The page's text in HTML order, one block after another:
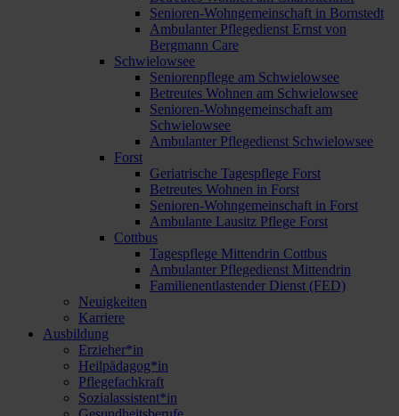
Senioren-Wohngemeinschaft in Bornstedt
Ambulanter Pflegedienst Ernst von
Bergmann Care
Schwielowsee
Seniorenpflege am Schwielowsee
Betreutes Wohnen am Schwielowsee
Senioren-Wohngemeinschaft am
Schwielowsee
Ambulanter Pflegedienst Schwielowsee
Forst
Geriatrische Tagespflege Forst
Betreutes Wohnen in Forst
Senioren-Wohngemeinschaft in Forst
Ambulante Lausitz Pflege Forst
Cottbus
Tagespflege Mittendrin Cottbus
Ambulanter Pflegedienst Mittendrin
Familienentlastender Dienst (FED)
Neuigkeiten
Karriere
Ausbildung
Erzieher*in
Heilpädagog*in
Pflegefachkraft
Sozialassistent*in